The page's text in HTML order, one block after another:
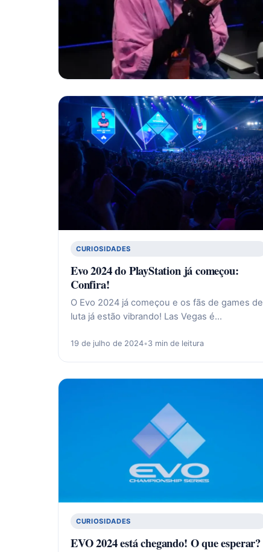
CURIOSIDADES
Evo 2024 do PlayStation já começou:
Confira!
O Evo 2024 já começou e os fãs de games de
luta já estão vibrando! Las Vegas é…
19 de julho de 2024•3 min de leitura
CURIOSIDADES
EVO 2024 está chegando! O que esperar?